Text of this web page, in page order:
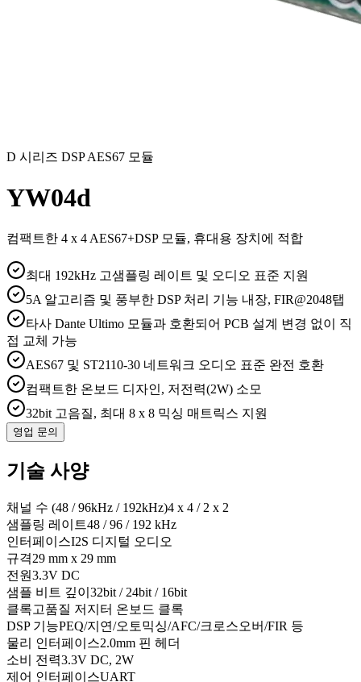
D 시리즈 DSP AES67 모듈
YW04d
컴팩트한 4 x 4 AES67+DSP 모듈, 휴대용 장치에 적합
최대 192kHz 고샘플링 레이트 및 오디오 표준 지원
5A 알고리즘 및 풍부한 DSP 처리 기능 내장, FIR@2048탭
타사 Dante Ultimo 모듈과 호환되어 PCB 설계 변경 없이 직
접 교체 가능
AES67 및 ST2110-30 네트워크 오디오 표준 완전 호환
컴팩트한 온보드 디자인, 저전력(2W) 소모
32bit 고음질, 최대 8 x 8 믹싱 매트릭스 지원
영업 문의
기술 사양
채널 수 (48 / 96kHz / 192kHz)4 x 4 / 2 x 2
샘플링 레이트48 / 96 / 192 kHz
인터페이스I2S 디지털 오디오
규격29 mm x 29 mm
전원3.3V DC
샘플 비트 깊이 32bit / 24bit / 16bit
클록고품질 저지터 온보드 클록
DSP 기능PEQ/지연/오토믹싱/AFC/크로스오버/FIR 등
물리 인터페이스2.0mm 핀 헤더
소비 전력3.3V DC, 2W
제어 인터페이스UART